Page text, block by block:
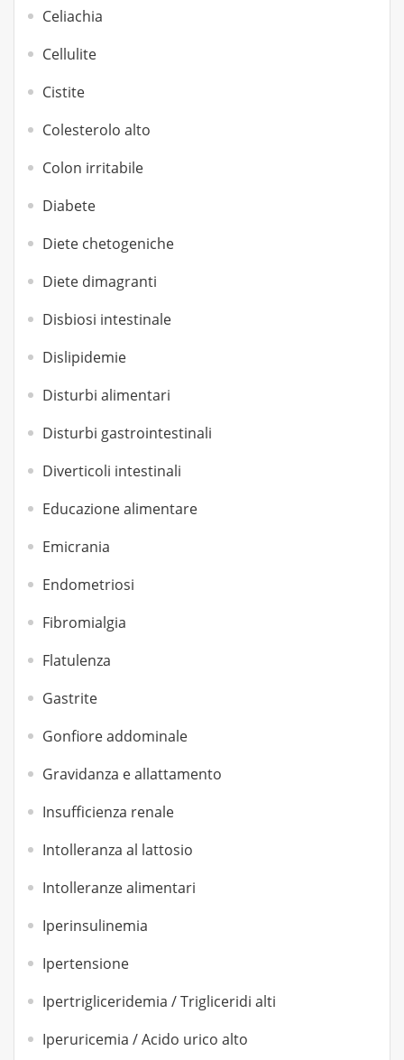
Celiachia
Cellulite
Cistite
Colesterolo alto
Colon irritabile
Diabete
Diete chetogeniche
Diete dimagranti
Disbiosi intestinale
Dislipidemie
Disturbi alimentari
Disturbi gastrointestinali
Diverticoli intestinali
Educazione alimentare
Emicrania
Endometriosi
Fibromialgia
Flatulenza
Gastrite
Gonfiore addominale
Gravidanza e allattamento
Insufficienza renale
Intolleranza al lattosio
Intolleranze alimentari
Iperinsulinemia
Ipertensione
Ipertrigliceridemia / Trigliceridi alti
Iperuricemia / Acido urico alto